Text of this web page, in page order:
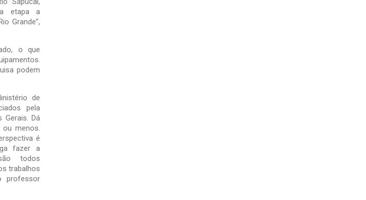
etapa a
Grande”,
o que
podem
de
pela
Gerais. Dá
ou menos.
é
fazer a
todos
trabalhos
professor